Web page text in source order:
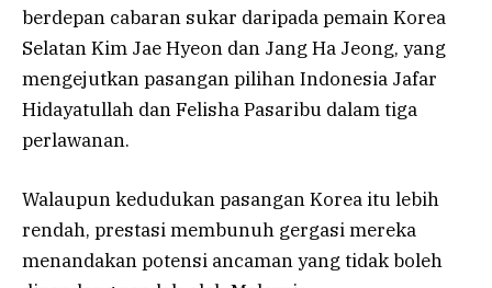
berdepan cabaran sukar daripada pemain Korea
Selatan Kim Jae Hyeon dan Jang Ha Jeong, yang
mengejutkan pasangan pilihan Indonesia Jafar
Hidayatullah dan Felisha Pasaribu dalam tiga
perlawanan.
Walaupun kedudukan pasangan Korea itu lebih
rendah, prestasi membunuh gergasi mereka
menandakan potensi ancaman yang tidak boleh